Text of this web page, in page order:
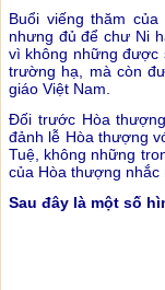
Buổi viếng thăm
nhưng đủ để chư Ni
vì không những được
trường hạ, mà còn
giáo Việt Nam.
Đối trước Hòa
đảnh lễ Hòa thượng
Tuệ, không những
của Hòa thượng nhắc
Sau đây là một số